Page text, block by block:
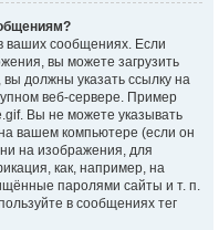
ваших сообщениях. Если
вы можете загрузить
должны указать ссылку на
веб-сервере. Пример
Вы не можете указывать
вашем компьютере (если он
на изображения, для
как, например, на
паролями сайты и т. п.
в сообщениях тег